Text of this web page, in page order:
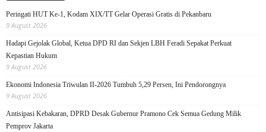
Peringati HUT Ke-1, Kodam XIX/TT Gelar Operasi Gratis di Pekanbaru
9 August 2026
Hadapi Gejolak Global, Ketua DPD RI dan Sekjen LBH Feradi Sepakat Perkuat
Kepastian Hukum
9 August 2026
Ekonomi Indonesia Triwulan II-2026 Tumbuh 5,29 Persen, Ini Pendorongnya
9 August 2026
Antisipasi Kebakaran, DPRD Desak Gubernur Pramono Cek Semua Gedung Milik
Pemprov Jakarta